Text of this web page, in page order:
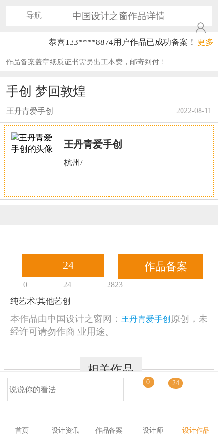
导航 中国设计之窗作品详情
恭喜133****8874用户作品已成功备案！
恭喜138****8638用户作品已成功备案！
恭喜159****4930用户作品已成功备案！
恭喜150****6483用户作品已成功备案！
恭喜131****2473用户作品已成功备案！
恭喜133****6466用户作品已成功备案！
更多
作品备案盖章纸质证书需另出工本费，邮寄到付！
手创 梦回敦煌
王丹青爱手创 2022-08-11
王丹青爱手创
杭州/
24 作品备案
0 24
2823
纯艺术/其他艺创
本作品由中国设计之窗网： 王丹青爱手创 原创，未
经许可请勿作商 业用途。
相关作品
0 24
深圳市中设网络科技有限公司(深圳设计之窗文化发展有限公司)
地址：深圳龙华区布龙路4号127陈设艺术设计产业园A栋203-206
首页 设计资讯 作品备案 设计师 设计作品